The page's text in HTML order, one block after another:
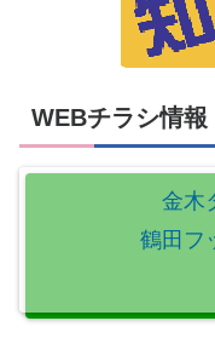
WEBチラシ情報
金木
鶴田フ